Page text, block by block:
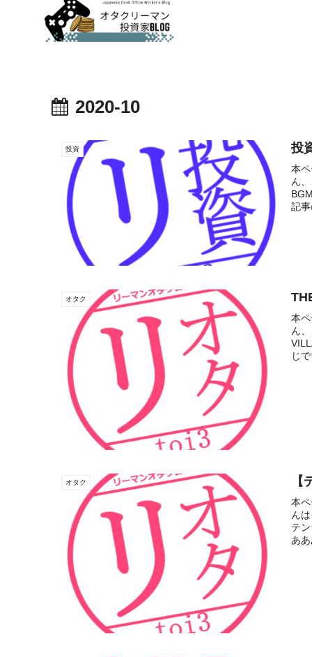
2020-10
投資 投
本
ん
記
オタク
本
ん
じ
オタク
本
ん
テ
あ